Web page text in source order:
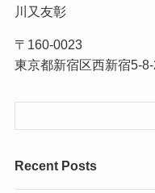
川又友彰
〒160-0023
東京都新宿区西新宿5-
Recent Posts